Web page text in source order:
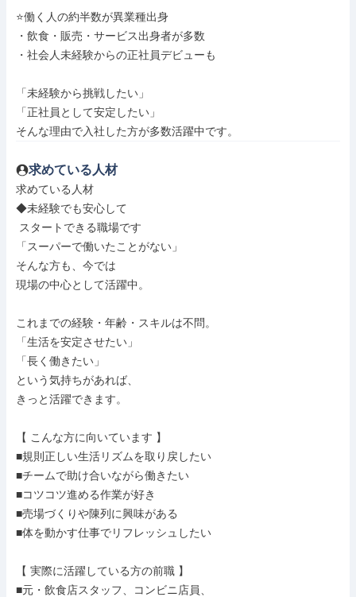
⭐働く人の約半数が異業種出身
・飲食・販売・サービス出身者が多数
・社会人未経験からの正社員デビューも
「未経験から挑戦したい」
「正社員として安定したい」
そんな理由で入社した方が多数活躍中です。
求めている人材
求めている人材
◆未経験でも安心して
「スーパーで働いたことがない」
そんな方も、今では
現場の中心として活躍中。
これまでの経験・年齢・スキルは不問。
「生活を安定させたい」
「長く働きたい」
という気持ちがあれば、
きっと活躍できます。
【 こんな方に向いています 】
■規則正しい生活リズムを取り戻したい
■チームで助け合いながら働きたい
■コツコツ進める作業が好き
■売場づくりや陳列に興味がある
■体を動かす仕事でリフレッシュしたい
【 実際に活躍している方の前職 】
■元・飲食店スタッフ、コンビニ店員、